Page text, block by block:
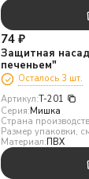
74 ₽
Защитная
печеньем"
Осталось 3 шт.
Артикул:T-201
Серия:Мишка
Страна
Размер упаковки,
Материал:ПВХ